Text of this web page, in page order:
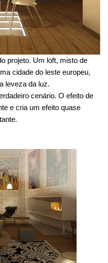
A resposta da
projeto. Um loft, misto de
cidade do leste europeu,
leveza da luz.
cenário. O efeito de
e cria um efeito quase